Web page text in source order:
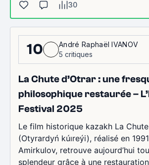
30
10
André Raphaël IVANOV
5 critiques
La Chute d’Otrar : une
philosophique restaurée –
Festival 2025
Le film historique kazakh La Chute
(Otyrardyń kúıreýi), réalisé en
Amirkulov, retrouve aujourd’hui
splendeur grâce à une